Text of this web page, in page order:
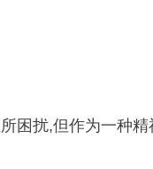
扰,但作为一种